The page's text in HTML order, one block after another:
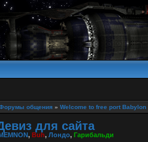
общения » Welcome to free port Babylon
для сайта
, Buh, Лондо, Гарибальди